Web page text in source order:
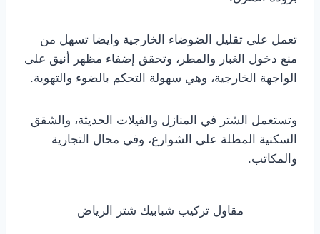
تعمل على تقليل الضوضاء الخارجية وايضا تسهل من
منع دخول الغبار والمطر، وتحقق إضفاء مظهر أنيق على
الواجهة الخارجية، وهي سهولة التحكم بالضوء والتهوية.
وتستعمل الشتر في المنازل والفيلات الحديثة، والشقق
السكنية المطلة على الشوارع، وفي محال التجارية
والمكاتب.
مقاول تركيب شبابيك شتر الرياض